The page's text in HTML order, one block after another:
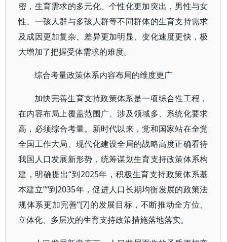
密，生育需求的多元化、个性化更加突出，男性与女
性、一孩人群与多孩人群等不同群体的生育支持需求
及成因更加复杂、差异更加明显、变化速度更快，极
大增加了把握受体需求的难度。
综合考量政策体系内容布局的维度更广
加快完善生育支持政策体系是一项综合性工程，
在内容布局上覆盖范围广、涉及领域多、系统化要求
高，必须综合考量。新时代以来，党和国家站在全党
全国工作大局、现代化建设全局的战略高度正确看待
我国人口发展新形势，统筹谋划生育支持政策体系构
建，明确提出“到2025年，积极生育支持政策体系基
本建立”“到2035年，促进人口长期均衡发展的政策法
规体系更加完善”[7]的发展目标，不断推动全方位、
立体化、多层次的生育支持政策措施落地落实。